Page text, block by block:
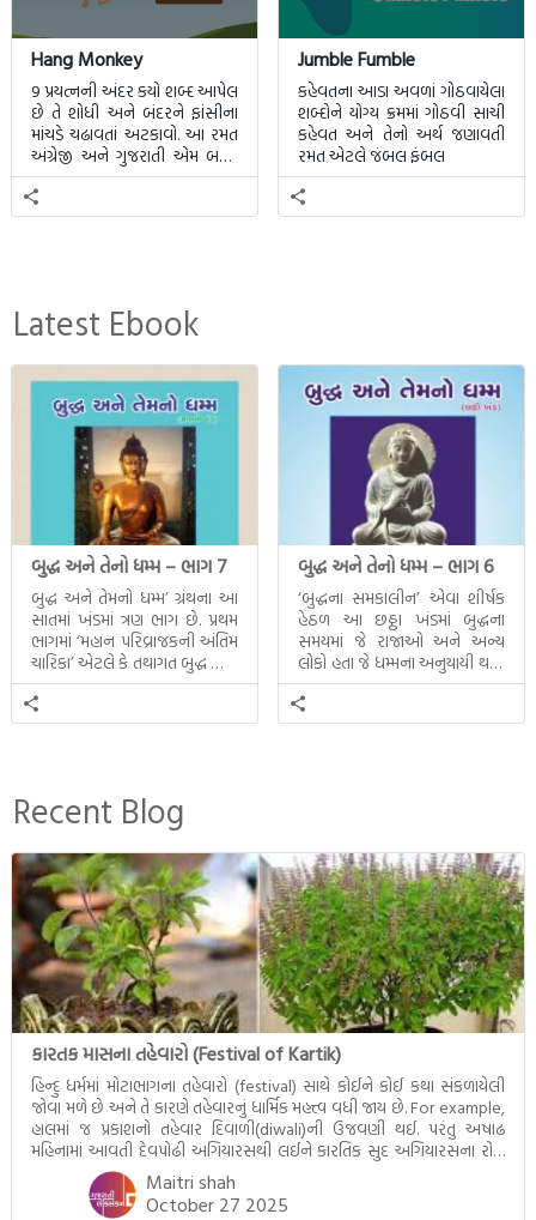
છેજેમનેરોજઅલગપ્રતીતિકરાવેછે,
એજચાલતીશ્રુષ્ટિમાંનવુંજીવનજીવતાશીખવાડેછે.!
ખરેખરખબરનથીપડતી, એનેમાંકહુંકેમાતૃભાષા;
કારણકેમનેમારીમાતૃભાષામારાદેશજેવીલાગેછે.!
Hang Monkey
9 પ્રયત્નની અંદર કયો શબ્દ આપેલ
છે તે શોધી અને બંદરને ફાંસીના
માંચડે ચઢાવતાં અટકાવો. આ રમત
અંગ્રેજી અને ગુજરાતી એમ બન્ને
ભાષા માટે રમી શકાશે.
Jumble Fumble
કહેવતના આડા અવળાં ગોઠવાયેલા
શબ્દોને યોગ્ય ક્રમમાં ગોઠવી સાચી
કહેવત અને તેનો અર્થ જણાવતી
રમત એટલે જંબલ ફંબલ
Latest Ebook
બુદ્ધ અને તેનો ધમ્મ – ભાગ 7
બુદ્ધ અને તેમનો ધમ્મ’ ગ્રંથના આ
સાતમાં ખંડમાં ત્રણ ભાગ છે. પ્રથમ
ભાગમાં ‘મહાન પરિવ્રાજકની અંતિમ
ચારિકા’ એટલે કે તથાગત બુદ્ધ સાથે
સતત પરિભ્રમણ કરતા સહચારીઓ
સાથે ફરી એકવારની
મુલાકાત, બીજા ભાગમાં તથાગતે
ઉત્તરાધિકારી તરીકે સ્થાપે છે તે
દૃશ્યો અંકિત થયાં છે. ટૂંકમાં બુદ્ધનાં
જીવનના અંતિમ દિવસોની યાત્રાનો
પરિપાક જોવા મળે […]
બુદ્ધ અને તેનો ધમ્મ – ભાગ 6
‘બુદ્ધના સમકાલીન’ એવા શીર્ષક
હેઠળ આ છઠ્ઠા ખંડમાં બુદ્ધના
સમયમાં જે રાજાઓ અને અન્ય
લોકો હતા જે ધમ્મના અનુયાયી થયા.
તેમનો અને બુદ્ધ વચ્ચે થયેલો
સત્સંગ વીશે જાણકારી મળે છે.
Recent Blog
કારતક માસના તહેવારો (Festival of Kartik)
હિન્દુ ધર્મમાં મોટાભાગના તહેવારો (festival) સાથે કોઈને કોઈ કથા સંકળાયેલી
જોવા મળે છે અને તે કારણે તહેવારનું ધાર્મિક મહત્ત્વ વધી જાય છે. For example,
હાલમાં જ પ્રકાશનો તહેવાર દિવાળી(diwali)ની ઉજવણી થઈ. પરંતુ અષાઢ
મહિનામાં આવતી દેવપોઢી અગિયારસથી લઈને કારતિક સુદ અગિયારસના રોજ
આવતી દેવ ઊઠી અગિયારસ વચ્ચે મોટેભાગે યજ્ઞોપવીત સંસ્કાર, લગ્ન,
દીક્ષાગ્રહણ, યજ્ઞ, ગૃહપ્રવેશ જેવા […]
Maitri shah
October 27 2025